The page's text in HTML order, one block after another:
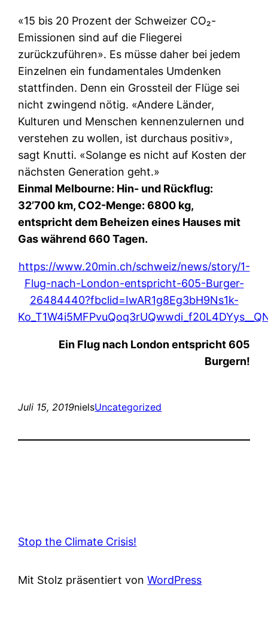
«15 bis 20 Prozent der Schweizer CO₂-
Emissionen sind auf die Fliegerei
zurückzuführen». Es müsse daher bei jedem
Einzelnen ein fundamentales Umdenken
stattfinden. Denn ein Grossteil der Flüge sei
nicht zwingend nötig. «Andere Länder,
Kulturen und Menschen kennenzulernen und
verstehen zu wollen, ist durchaus positiv»,
sagt Knutti. «Solange es nicht auf Kosten der
nächsten Generation geht.»
Einmal Melbourne: Hin- und Rückflug:
32’700 km, CO2-Menge: 6800 kg,
entspricht dem Beheizen eines Hauses mit
Gas während 660 Tagen.
https://www.20min.ch/schweiz/news/story/1-
Flug-nach-London-entspricht-605-Burger-
26484440?fbclid=IwAR1g8Eg3bH9Ns1k-
Ein Flug nach London entspricht 605
Burgern!
Juli 15, 2019nielsUncategorized
Stop the Climate Crisis!
Mit Stolz präsentiert vonWordPress